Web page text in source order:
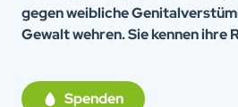
gegen weibliche
Gewalt wehren. Sie kennen ihre
Spenden